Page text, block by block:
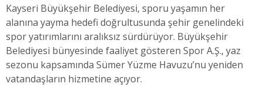
Kayseri Büyükşehir Belediyesi, sporu yaşamın her
alanına yayma hedefi doğrultusunda şehir genelindeki
spor yatırımlarını aralıksız sürdürüyor. Büyükşehir
Belediyesi bünyesinde faaliyet gösteren Spor A.Ş., yaz
sezonu kapsamında Sümer Yüzme Havuzu’nu yeniden
vatandaşların hizmetine açıyor.